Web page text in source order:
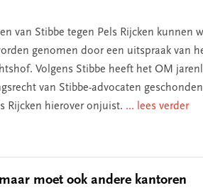
van Stibbe tegen Pels Rijcken kunnen
genomen door een uitspraak van
Volgens Stibbe heeft het OM
van Stibbe-advocaten
Rijcken hierover onjuist. ... lees verder
moet ook andere kantoren